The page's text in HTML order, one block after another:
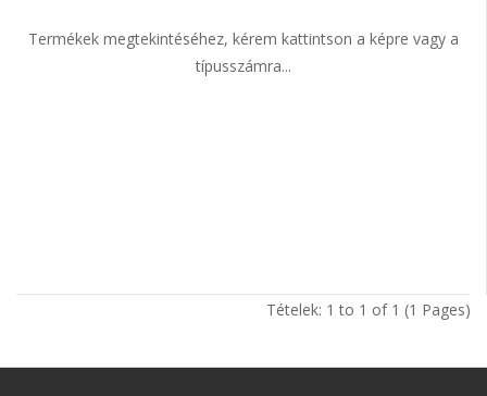
Termékek megtekintéséhez, kérem kattintson a képre vagy a
típusszámra...
Tételek: 1 to 1 of 1 (1 Pages)